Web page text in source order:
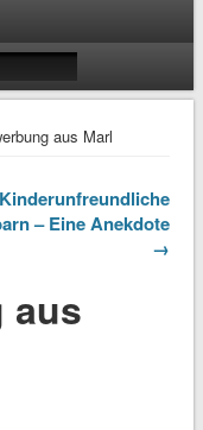
aus Marl
Kinderunfreundliche
– Eine Anekdote
→
aus